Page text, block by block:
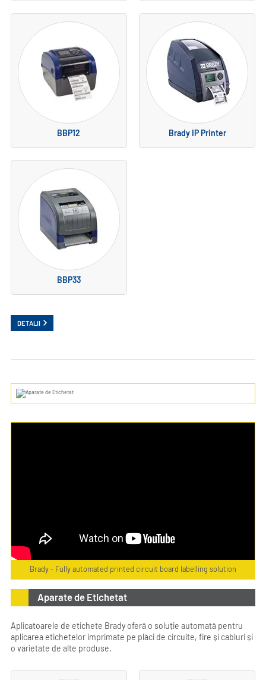
BBP12 Brady IP Printer
BBP33
DETALII
Brady - Fully automated printed circuit board labelling solution
Aparate de Etichetat
Aplicatoarele de etichete Brady oferă o soluție automată pentru
aplicarea etichetelor imprimate pe plăci de circuite, fire și cabluri și
o varietate de alte produse.